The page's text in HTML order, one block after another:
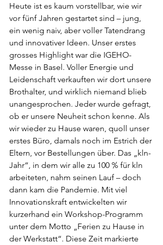
Heute ist es kaum vorstellbar, wie wir
vor fünf Jahren gestartet sind – jung,
ein wenig naiv, aber voller Tatendrang
und innovativer Ideen. Unser erstes
grosses Highlight war die IGEHO-
Messe in Basel. Voller Energie und
Leidenschaft verkauften wir dort unsere
Brothalter, und wirklich niemand blieb
unangesprochen. Jeder wurde gefragt,
ob er unsere Neuheit schon kenne. Als
wir wieder zu Hause waren, quoll unser
erstes Büro, damals noch im Estrich der
Eltern, vor Bestellungen über. Das „kln-
Jahr“, in dem wir alle zu 100 % für kln
arbeiteten, nahm seinen Lauf – doch
dann kam die Pandemie. Mit viel
Innovationskraft entwickelten wir
kurzerhand ein Workshop-Programm
unter dem Motto „Ferien zu Hause in
der Werkstatt“. Diese Zeit markierte